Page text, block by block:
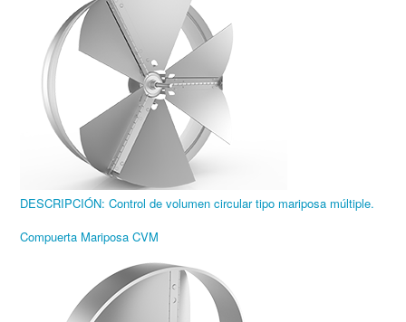
DESCRIPCIÓN: Control de volumen circular tipo mariposa múltiple.
Compuerta Mariposa CVM